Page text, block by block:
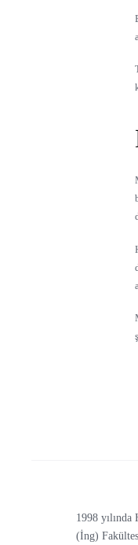
1998 yılında
(İng)